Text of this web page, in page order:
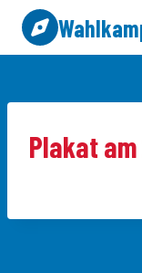
Zum
Inhalt
springen
Plakat